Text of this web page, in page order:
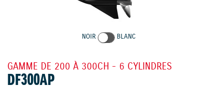
NOIR BLANC
GAMME DE 200 À 300CH - 6 CYLINDRES
DF300AP